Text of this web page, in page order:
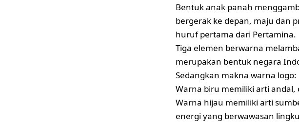
Bentuk anak panah
bergerak ke depan, maju dan
huruf pertama dari Pertamina.
Tiga elemen berwarna
merupakan bentuk negara
Sedangkan makna warna logo:
Warna biru memiliki arti
Warna hijau memiliki arti
energi yang berwawasan